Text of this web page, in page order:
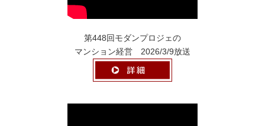
第448回モダンプロジェの
マンション経営 2026/3/9放送